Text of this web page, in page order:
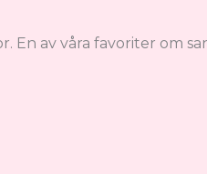
En av våra favoriter om